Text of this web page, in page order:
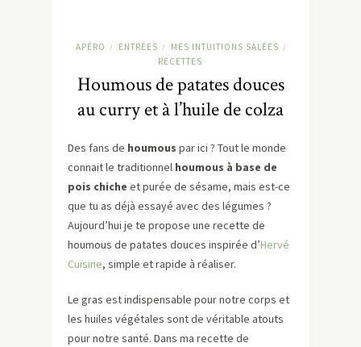
APÉRO / ENTRÉES / MES INTUITIONS SALÉES /
RECETTES
Houmous de patates douces
au curry et à l’huile de colza
Des fans de houmous par ici ? Tout le monde
connait le traditionnel houmous à base de
pois chiche et purée de sésame, mais est-ce
que tu as déjà essayé avec des légumes ?
Aujourd’hui je te propose une recette de
houmous de patates douces inspirée d’Hervé
Cuisine, simple et rapide à réaliser.
Le gras est indispensable pour notre corps et
les huiles végétales sont de véritable atouts
pour notre santé. Dans ma recette de